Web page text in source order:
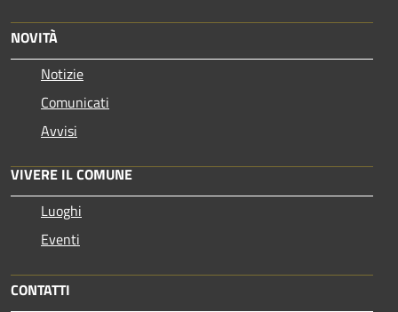
NOVITÀ
Notizie
Comunicati
Avvisi
VIVERE IL COMUNE
Luoghi
Eventi
CONTATTI